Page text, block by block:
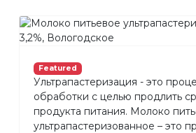
Featured
Ультрапастеризация - это
обработки с целью продлить
продукта питания. Молоко
ультрапастеризованное – это